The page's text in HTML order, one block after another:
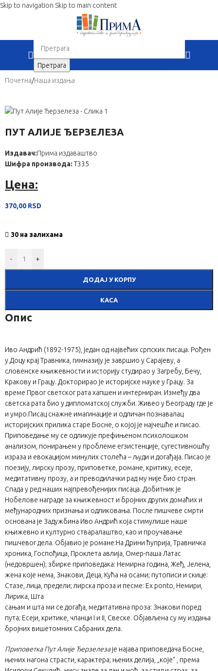
Skip to navigation Skip to main content
Претрага
Почетна/Наша издања
ПУТ АЛИЈЕ ЂЕРЗЕЛЕЗА
Издавач:Прима издаваштво
Шифра производа: Т335
Цена:
370,00 RSD
30 на залихама
- +
ДОДАЈ У КОРПУ
КАСА
Опис
Иво Андрић (1892-1975), један од највећих српских писаца. Рођен
у Доцу крај Травника, гимназију је завршио у Сарајеву, а
словенске књижевности и историју студирао у Загребу, Бечу,
Кракову и Грацу. Докторирао је историјске науке у Грацу. За
време Првог светског рата хапшен и интерниран. Између два
светска рата био у дипломатској служби. Живео у Београду где је
и умро.Писац снажне имагинације и одличан познавалац
историјских прилика старе Босне, о којој је најчешће и писао.
Приповедање му се одликује префињеном психолошком
анализом, понирањем у проблеме егзистенције, сугестивношћу
израза и евокацијом минулих столећа – људи и догађаја. Писао је
поезију, лирску прозу, приповетке, романе, критику, есеје,
медитативну прозу, а и преводилачки рад му није био стран.
Спада у ред наших најпревођенијих писаца. Добитник је
Нобелове награде за књижевност и бројних других домаћих и
међународних признања и одликовања. После пишчеве смрти
основана је Задужбина Иво Андрић која стимулише наше
књижевно и културно стваралаштво, као и проучавање
пишчевог дела. Објавио је романе:На Дрини ћуприја, Травничка
хроника, Госпођица, Проклета авлија, Омер-паша Латас
(недовршен); збирке приповедака: Немирна година, Жеђ, Јелена,
жена које нема, Знакови, Деца, Кућа на осами; путописи и скице:
Стазе, лица, предели; лирска проза и песме: Еx ponto, Немири,
Лирика, Шта
сањам и шта ми се догађа, медитативна проза: Знакови поред
пута; Есеји, критике, чланци I и II, Свеске. Објављена су му издања
бројних вишетомних Сабраних дела.
Приповетка Пут Алије Ђерзелезаје најава приповедача Босне,
њених нагона страсти, карактера; њених делија, „које“ , према